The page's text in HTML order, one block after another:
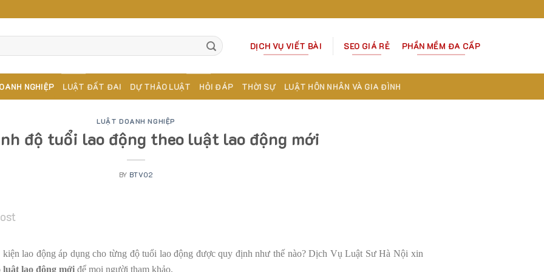
DỊCH VỤ VIẾT BÀI SEO GIÁ RẺ PHẦN MỀM ĐA CẤP
NGHIỆP LUẬT ĐẤT ĐAI DỰ THẢO LUẬT HỎI ĐÁP THỜI SỰ LUẬT HÔN NHÂN VÀ GIA ĐÌNH
LUẬT DOANH NGHIỆP
độ tuổi lao động theo luật lao động mới
BY BTV02
lao động áp dụng cho từng độ tuổi lao động được quy định như thế nào? Dịch Vụ Luật Sư Hà Nội xin
luật lao động mớiđể mọi người tham khảo.